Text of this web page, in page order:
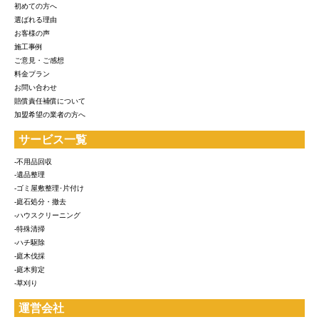
初めての方へ
選ばれる理由
お客様の声
施工事例
ご意見・ご感想
料金プラン
お問い合わせ
賠償責任補償について
加盟希望の業者の方へ
サービス一覧
-不用品回収
-遺品整理
-ゴミ屋敷整理･片付け
-庭石処分・撤去
-ハウスクリーニング
-特殊清掃
-ハチ駆除
-庭木伐採
-庭木剪定
-草刈り
運営会社